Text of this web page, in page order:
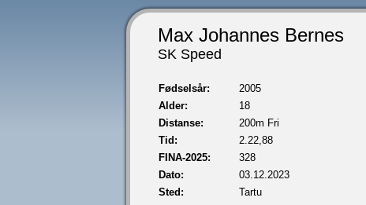
Max Johannes Bernes
SK Speed
Fødselsår:
2005
Alder:
18
Distanse:
200m Fri
Tid:
2.22,88
FINA-2025:
328
Dato:
03.12.2023
Sted:
Tartu